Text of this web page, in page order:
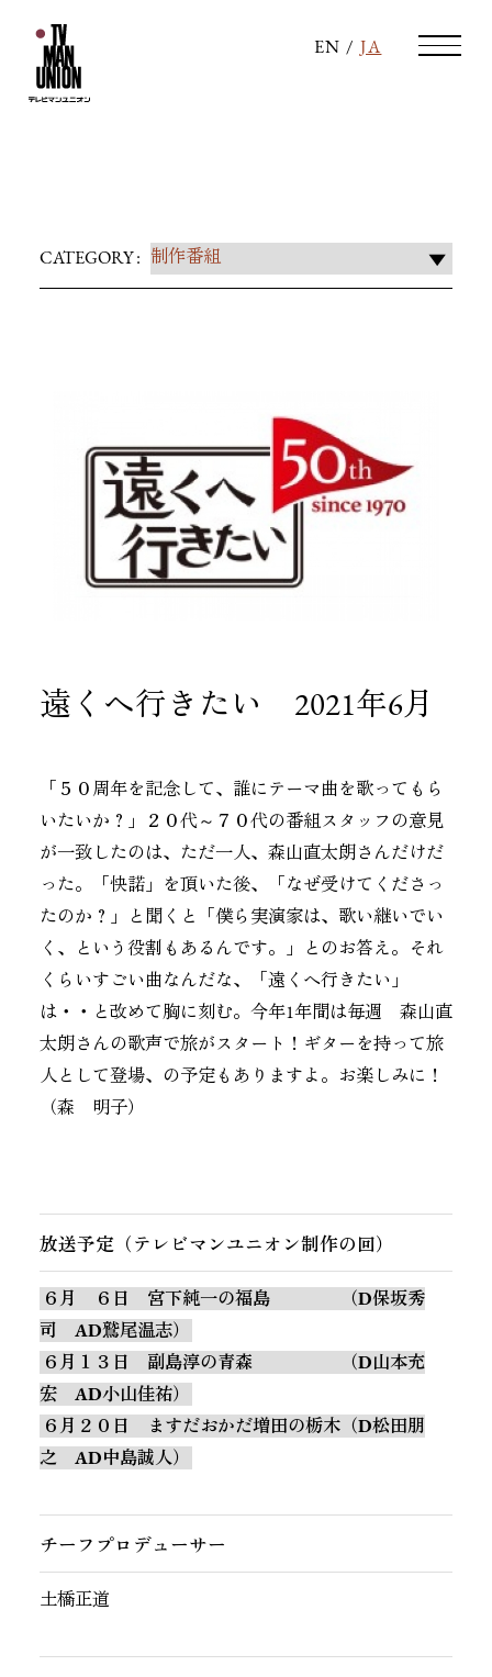
EN / JA
遠くへ行きたい 2021年6月
「５０周年を記念して、誰にテーマ曲を歌ってもら
いたいか？」２０代～７０代の番組スタッフの意見
が一致したのは、ただ一人、森山直太朗さんだけだ
った。「快諾」を頂いた後、「なぜ受けてくださっ
たのか？」と聞くと「僕ら実演家は、歌い継いでい
く、という役割もあるんです。」とのお答え。それ
くらいすごい曲なんだな、「遠くへ行きたい」
は・・と改めて胸に刻む。今年1年間は毎週 森山直
太朗さんの歌声で旅がスタート！ギターを持って旅
人として登場、の予定もありますよ。お楽しみに！
（森 明子）
放送予定（テレビマンユニオン制作の回）
６月 ６日 宮下純一の福島 （D保坂秀
司
AD鷲尾温志）
６月１３日 副島淳の青森 （D山本充
宏 AD小山佳祐）
６月２０日 ますだおかだ増田の栃木（D松田朋
之 AD中島誠人）
チーフプロデューサー
土橋正道